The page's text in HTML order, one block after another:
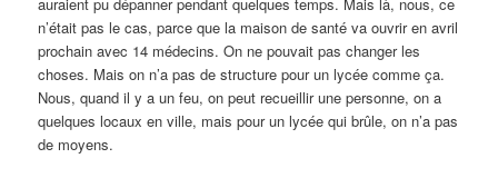
n’était pas le cas, parce que la maison de santé va ouvrir en avril
prochain avec 14 médecins. On ne pouvait pas changer les
choses. Mais on n’a pas de structure pour un lycée comme ça.
Nous, quand il y a un feu, on peut recueillir une personne, on a
quelques locaux en ville, mais pour un lycée qui brûle, on n’a pas
de moyens.